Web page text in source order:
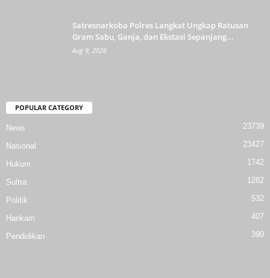
Satresnarkoba Polres Langkat Ungkap Ratusan
Gram Sabu, Ganja, dan Ekstasi Sepanjang...
Aug 9, 2026
POPULAR CATEGORY
News 23739
Nasional 23427
Hukum 1742
Sultra 1282
Politik 532
Hankam 407
Pendidikan 390